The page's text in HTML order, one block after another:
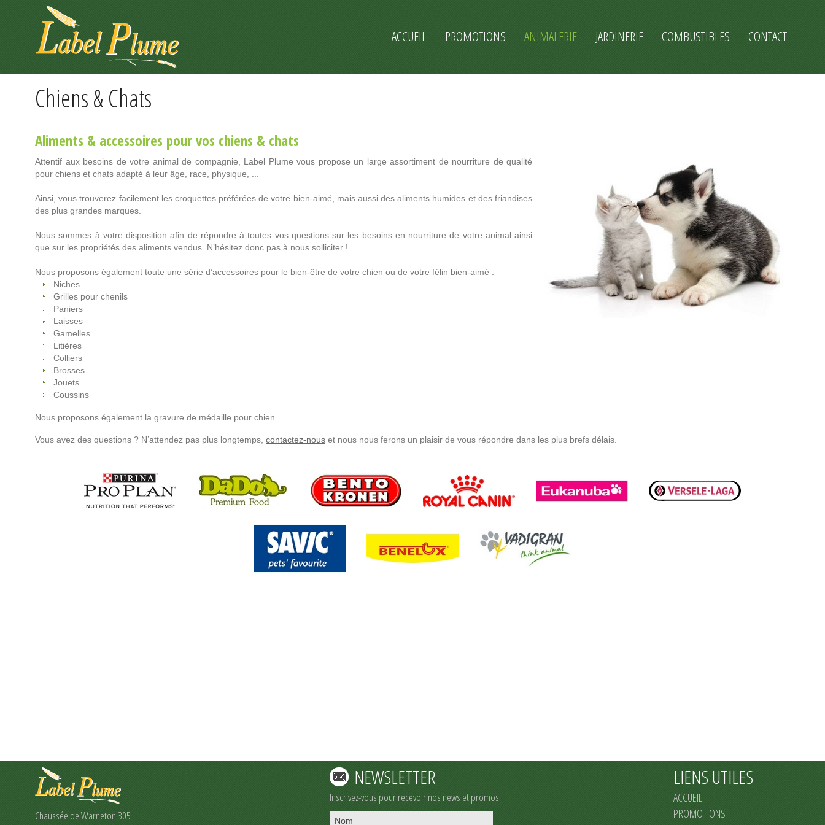
ACCUEIL PROMOTIONS ANIMALERIE JARDINERIE COMBUSTIBLES CONTACT
Chiens & Chats
Aliments & accessoires pour vos chiens & chats
Attentif aux besoins de votre animal de compagnie, Label Plume vous propose un large assortiment de nourriture de qualité
pour chiens et chats adapté à leur âge, race, physique, ...
Ainsi, vous trouverez facilement les croquettes préférées de votre bien-aimé, mais aussi des aliments humides et des friandises
des plus grandes marques.
Nous sommes à votre disposition afin de répondre à toutes vos questions sur les besoins en nourriture de votre animal ainsi
que sur les propriétés des aliments vendus. N’hésitez donc pas à nous solliciter !
Nous proposons également toute une série d’accessoires pour le bien-être de votre chien ou de votre félin bien-aimé :
Niches
Grilles pour chenils
Paniers
Laisses
Gamelles
Litières
Colliers
Brosses
Jouets
Coussins
Nous proposons également la gravure de médaille pour chien.
Vous avez des questions ? N’attendez pas plus longtemps, contactez-nous et nous nous ferons un plaisir de vous répondre dans les plus brefs délais.
Chaussée de Warneton 305
NEWSLETTER
Inscrivez-vous pour recevoir nos news et promos.
LIENS UTILES
ACCUEIL
PROMOTIONS
Panneau de gestion des cookies